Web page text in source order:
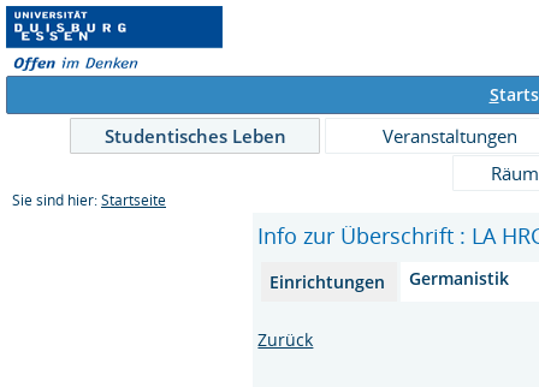
S
Studentisches Leben
Veranstaltungen
Sie sind hier: Startseite
Info zur Überschrift : LA
Einrichtungen Germanistik
Zurück